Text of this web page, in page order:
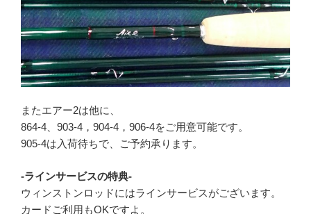
またエアー2は他に、
864-4、903-4，904-4，906-4をご用意可能です。
905-4は入荷待ちで、ご予約承ります。
-ラインサービスの特典-
ウィンストンロッドにはラインサービスがございます。
カードご利用もOKですよ。